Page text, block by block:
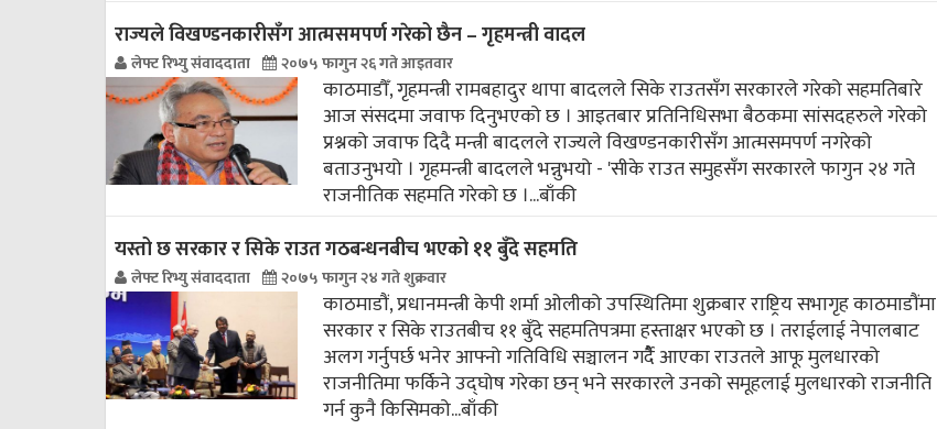
राज्यले विखण्डनकारीसँग आत्मसमपर्ण गरेको छैन – गृहमन्त्री वादल
लेफ्ट रिभ्यु संवाददाता २०७५ फागुन २६ गते आइतवार
काठमाडौँ, गृहमन्त्री रामबहादुर थापा बादलले सिके राउतसँग सरकारले गरेको सहमतिबारे
आज संसदमा जवाफ दिनुभएको छ । आइतबार प्रतिनिधिसभा बैठकमा सांसदहरुले गरेको
प्रश्नको जवाफ दिदै मन्त्री बादलले राज्यले विखण्डनकारीसँग आत्मसमपर्ण नगरेको
बताउनुभयो । गृहमन्त्री बादलले भन्नुभयो - 'सीके राउत समुहसँग सरकारले फागुन २४ गते
राजनीतिक सहमति गरेको छ ।...बाँकी
यस्तो छ सरकार र सिके राउत गठबन्धनबीच भएको ११ बुँदे सहमति
लेफ्ट रिभ्यु संवाददाता २०७५ फागुन २४ गते शुक्रवार
काठमाडौं, प्रधानमन्त्री केपी शर्मा ओलीको उपस्थितिमा शुक्रबार राष्ट्रिय सभागृह काठमाडौंमा
सरकार र सिके राउतबीच ११ बुँदे सहमतिपत्रमा हस्ताक्षर भएको छ । तराईलाई नेपालबाट
अलग गर्नुपर्छ भनेर आफ्नो गतिविधि सञ्चालन गर्दैै आएका राउतले आफू मुलधारको
राजनीतिमा फर्किने उद्घोष गरेका छन् भने सरकारले उनको समूहलाई मुलधारको राजनीति
गर्न कुनै किसिमको...बाँकी